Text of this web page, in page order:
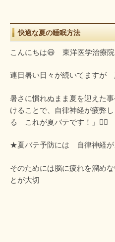
快適な夏の睡眠方法
こんにちは😃 東洋医学治療院
連日暑い日々が続いてますが
暑さに慣れぬまま夏を迎えた
けることで、自律神経が疲弊
る これが夏バテです！」😵‍💫
★夏バテ予防には 自律神経
そのためには脳に疲れを溜め
とが大切